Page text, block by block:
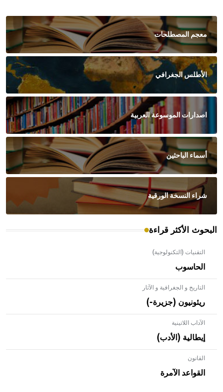
معجم المصطلحات
الأطلس الجغرافي
اصدارات الموسوعة العربية
أسماء الباحثين
شراء النسخة الورقية
البحوث الأكثر قراءة
التقنيات (التكنولوجية)
الحاسوب
التاريخ و الجغرافية و الآثار
ريئونيون (جزيرة-)
الآداب اللاتينية
إيطالية (الأدب)
القانون
القواعد الآمرة
- هل تعلم أن الأبلق نوع من الفنون الهندسية التي ارتبطت
بالعمارة الإسلامية في بلاد الشام ومصر خاصة، حيث يحرص
المعمار على بناء مداميكه وخاصة في الواجهات